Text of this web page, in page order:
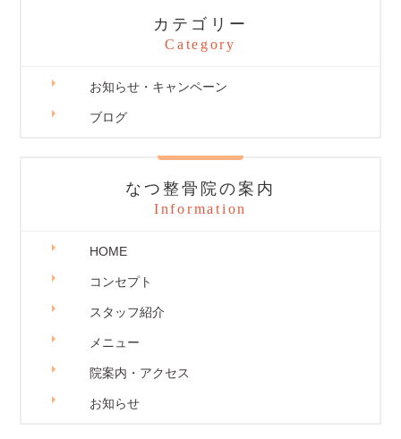
カテゴリー
Category
お知らせ・キャンペーン
ブログ
なつ整骨院の案内
Information
HOME
コンセプト
スタッフ紹介
メニュー
院案内・アクセス
お知らせ